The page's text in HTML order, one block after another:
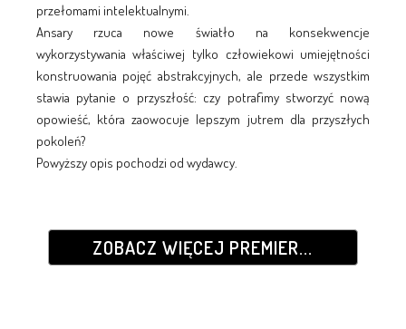
przełomami intelektualnymi.
Ansary rzuca nowe światło na konsekwencje
wykorzystywania właściwej tylko człowiekowi umiejętności
konstruowania pojęć abstrakcyjnych, ale przede wszystkim
stawia pytanie o przyszłość: czy potrafimy stworzyć nową
opowieść, która zaowocuje lepszym jutrem dla przyszłych
pokoleń?
Powyższy opis pochodzi od wydawcy.
ZOBACZ WIĘCEJ PREMIER...